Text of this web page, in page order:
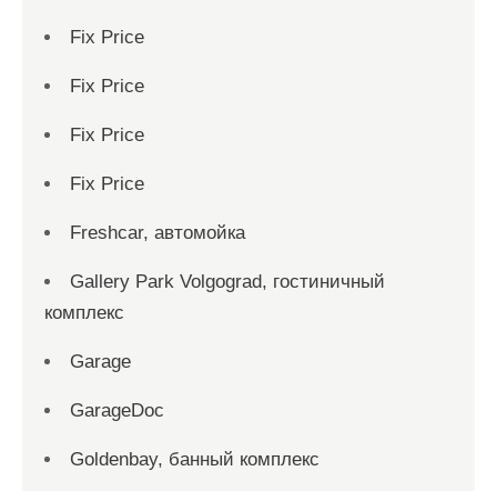
Fix Price
Fix Price
Fix Price
Fix Price
Freshcar, автомойка
Gallery Park Volgograd, гостиничный
комплекс
Garage
GarageDoc
Goldenbay, банный комплекс